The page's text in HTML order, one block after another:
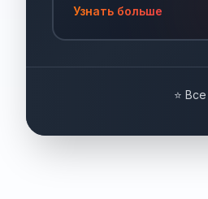
Узнать больше
⭐